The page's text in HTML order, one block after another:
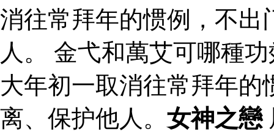
消往常拜年的惯例，不出
人。 金弋和萬艾可哪種
大年初一取消往常拜年
离、保护他人。 女神之戀